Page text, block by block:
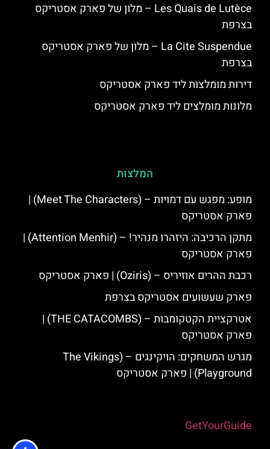
Les Quais de Lutèce – מלון של פארק אסטריקס
בצרפת
La Cite Suspendue – מלון של פארק אסטריקס
בצרפת
דירות מומלצות ליד פארק אסטריקס
מלונות מומלצים ליד פארק אסטריקס
המלצות
מופע: מפגש עם דמויות – (Meet The Characters) |
פארק אסטריקס
מתקן הרכיבה: היזהרו מנהיר! – (Attention Menhir) |
פארק אסטריקס
רכבת ההרים אוזיריס – (Oziris) | פארק אסטריקס
פארק שעשועים אסטריקס בצרפת
אטרקציית הקטקומבות – (THE CATACOMBS) |
פארק אסטריקס
מגרש המשחקים: הויקינגים – (The Vikings
Playground) | פארק אסטריקס
GetYourGuide